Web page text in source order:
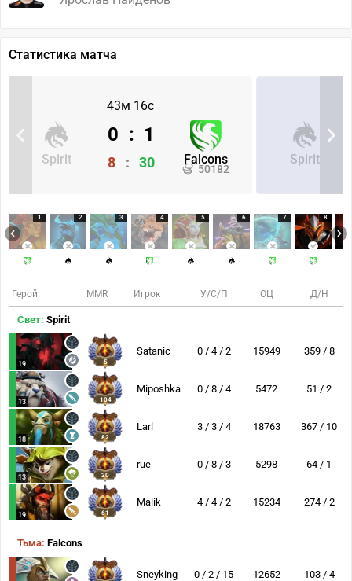
Статистика матча
43м 16с
Spirit Falcons
50182
0 : 1
8 : 30 Spirit
1 2 3 4 5 6 7 8
Герой MMR Игрок У/С/П ОЦ Д/Н
Свет: Spirit
19 5
Satanic 0 / 4 / 2 15949 359 / 8
13 104
Miposhka 0 / 8 / 4 5472 51 / 2
18 82
Larl 3 / 3 / 4 18763 367 / 10
13 20
rue 0 / 8 / 3 5298 64 / 1
19 61
Malik 4 / 4 / 2 15234 274 / 2
Тьма: Falcons
Sneyking 0 / 2 / 15 12652 103 / 4